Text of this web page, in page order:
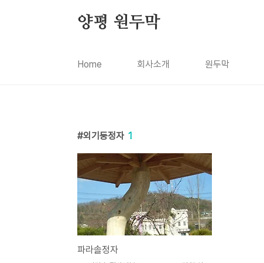
양평 원두막
Home 회사소개 원두막
외기둥정자 1
파라솔정자